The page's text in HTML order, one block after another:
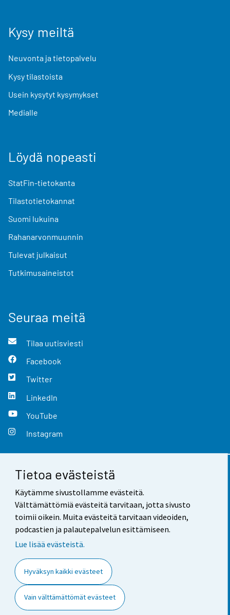
Tietoa evästeistä
Käytämme sivustollamme evästeitä.
Välttämättömiä evästeitä tarvitaan, jotta sivusto
toimii oikein. Muita evästeitä tarvitaan videoiden,
podcastien ja palautepalvelun esittämiseen.
Lue lisää evästeistä.
Hyväksyn kaikki evästeet
Vain välttämättömät evästeet
Kysy meiltä
Neuvonta ja tietopalvelu
Kysy tilastoista
Usein kysytyt kysymykset
Medialle
Löydä nopeasti
StatFin-tietokanta
Tilastotietokannat
Suomi lukuina
Rahanarvonmuunnin
Tulevat julkaisut
Tutkimusaineistot
Seuraa meitä
Tilaa uutisviesti
Facebook
Twitter
LinkedIn
YouTube
Instagram
Yhteystiedot
Palaute
Käyttöehdot
Saavutettavuus
Tietoa sivustosta
Evästeasetukset